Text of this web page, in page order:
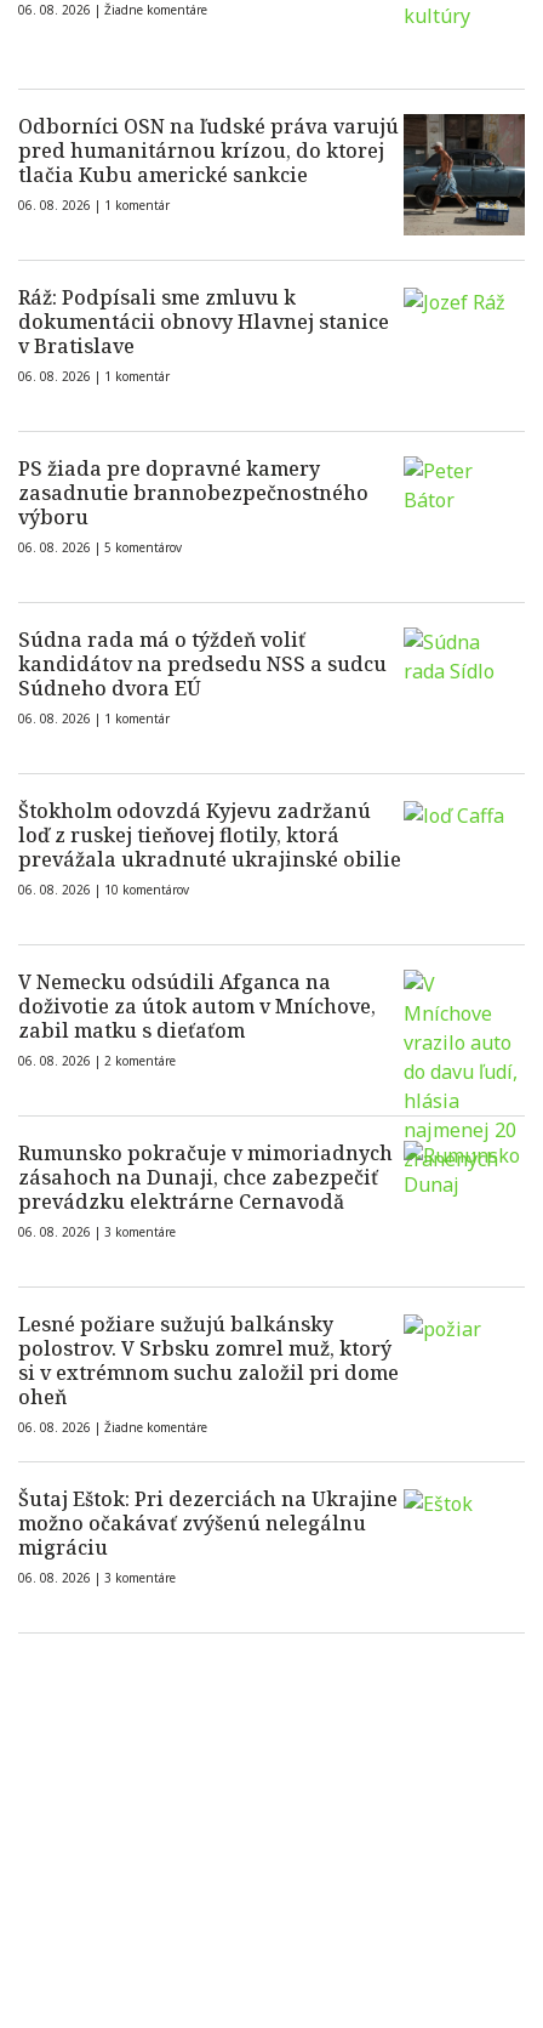
06. 08. 2026 | Žiadne komentáre
Odborníci OSN na ľudské práva varujú
pred humanitárnou krízou, do ktorej
tlačia Kubu americké sankcie
06. 08. 2026 | 1 komentár
Ráž: Podpísali sme zmluvu k
dokumentácii obnovy Hlavnej stanice
v Bratislave
06. 08. 2026 | 1 komentár
PS žiada pre dopravné kamery
zasadnutie brannobezpečnostného
výboru
06. 08. 2026 | 5 komentárov
Súdna rada má o týždeň voliť
kandidátov na predsedu NSS a sudcu
Súdneho dvora EÚ
06. 08. 2026 | 1 komentár
Štokholm odovzdá Kyjevu zadržanú
loď z ruskej tieňovej flotily, ktorá
prevážala ukradnuté ukrajinské obilie
06. 08. 2026 | 10 komentárov
V Nemecku odsúdili Afganca na
doživotie za útok autom v Mníchove,
zabil matku s dieťaťom
06. 08. 2026 | 2 komentáre
Rumunsko pokračuje v mimoriadnych
zásahoch na Dunaji, chce zabezpečiť
prevádzku elektrárne Cernavodă
06. 08. 2026 | 3 komentáre
Lesné požiare sužujú balkánsky
polostrov. V Srbsku zomrel muž, ktorý
si v extrémnom suchu založil pri dome
oheň
06. 08. 2026 | Žiadne komentáre
Šutaj Eštok: Pri dezerciách na Ukrajine
možno očakávať zvýšenú nelegálnu
migráciu
06. 08. 2026 | 3 komentáre